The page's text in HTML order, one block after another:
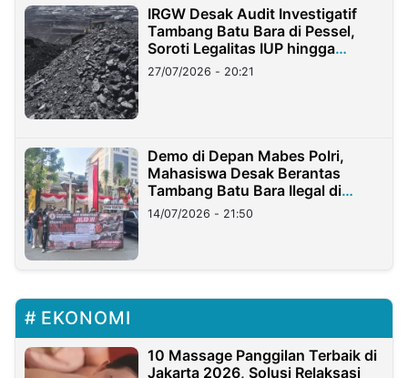
IRGW Desak Audit Investigatif
Tambang Batu Bara di Pessel,
Soroti Legalitas IUP hingga
Stockpile
27/07/2026 - 20:21
Demo di Depan Mabes Polri,
Mahasiswa Desak Berantas
Tambang Batu Bara Ilegal di
Lampung
14/07/2026 - 21:50
EKONOMI
10 Massage Panggilan Terbaik di
Jakarta 2026, Solusi Relaksasi